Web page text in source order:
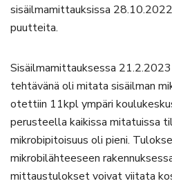
sisäilmamittauksissa
puutteita.
Sisäilmamittauksessa
tehtävänä oli mitata sisäilman
otettiin 11kpl ympäri
perusteella kaikissa mitatuissa
mikrobipitoisuus oli pieni.
mikrobilähteeseen
mittaustulokset voivat viitata